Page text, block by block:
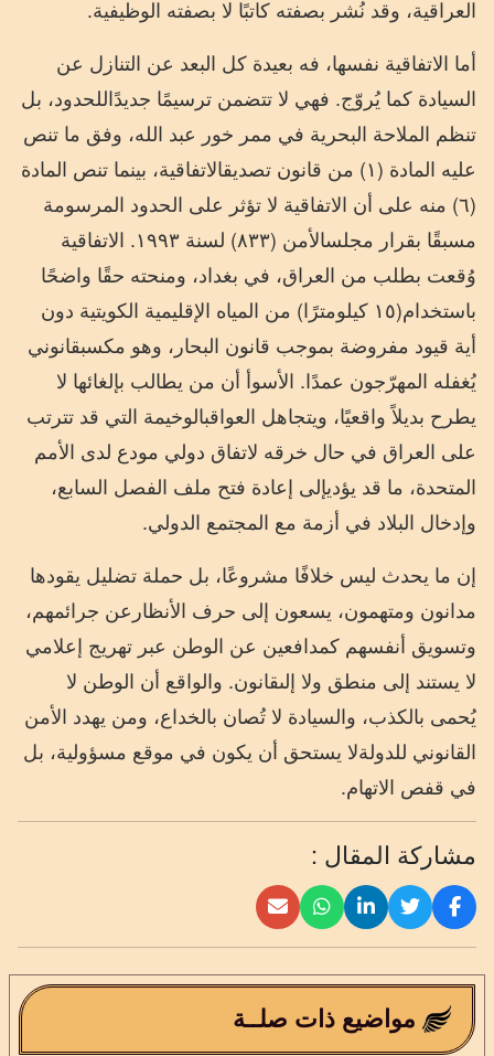
العراقية، وقد نُشر بصفته كاتبًا لا بصفته الوظيفية.
أما الاتفاقية نفسها، فه بعيدة كل البعد عن التنازل عن
السيادة كما يُروّج. فهي لا تتضمن ترسيمًا جديدًاللحدود، بل
تنظم الملاحة البحرية في ممر خور عبد الله، وفق ما تنص
عليه المادة (١) من قانون تصديقالاتفاقية، بينما تنص المادة
(٦) منه على أن الاتفاقية لا تؤثر على الحدود المرسومة
مسبقًا بقرار مجلسالأمن (٨٣٣) لسنة ١٩٩٣. الاتفاقية
وُقعت بطلب من العراق، في بغداد، ومنحته حقًا واضحًا
باستخدام(١٥ كيلومترًا) من المياه الإقليمية الكويتية دون
أية قيود مفروضة بموجب قانون البحار، وهو مكسبقانوني
يُغفله المهرّجون عمدًا. الأسوأ أن من يطالب بإلغائها لا
يطرح بديلاً واقعيًا، ويتجاهل العواقبالوخيمة التي قد تترتب
على العراق في حال خرقه لاتفاق دولي مودع لدى الأمم
المتحدة، ما قد يؤديإلى إعادة فتح ملف الفصل السابع،
وإدخال البلاد في أزمة مع المجتمع الدولي.
إن ما يحدث ليس خلافًا مشروعًا، بل حملة تضليل يقودها
مدانون ومتهمون، يسعون إلى حرف الأنظار عن جرائمهم،
وتسويق أنفسهم كمدافعين عن الوطن عبر تهريج إعلامي
لا يستند إلى منطق ولا إلىقانون. والواقع أن الوطن لا
يُحمى بالكذب، والسيادة لا تُصان بالخداع، ومن يهدد الأمن
القانوني للدولةلا يستحق أن يكون في موقع مسؤولية، بل
في قفص الاتهام.
مشاركة المقال :
مواضيع ذات صلــة